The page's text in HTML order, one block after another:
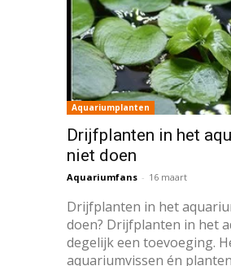
Aquariumplanten
Drijfplanten in het
niet doen
Aquariumfans - 16 maart
Drijfplanten in het
doen? Drijfplanten in het
degelijk een toevoeging.
aquariumvissen én